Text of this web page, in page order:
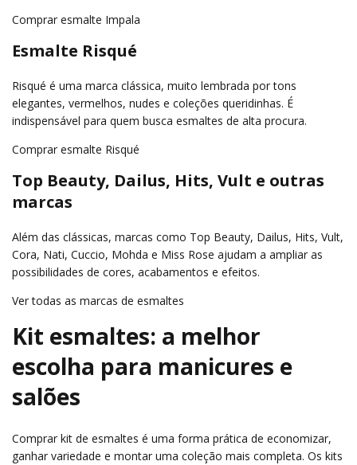
Comprar esmalte Impala
Esmalte Risqué
Risqué é uma marca clássica, muito lembrada por tons
elegantes, vermelhos, nudes e coleções queridinhas. É
indispensável para quem busca esmaltes de alta procura.
Comprar esmalte Risqué
Top Beauty, Dailus, Hits, Vult e outras
marcas
Além das clássicas, marcas como Top Beauty, Dailus, Hits, Vult,
Cora, Nati, Cuccio, Mohda e Miss Rose ajudam a ampliar as
possibilidades de cores, acabamentos e efeitos.
Ver todas as marcas de esmaltes
Kit esmaltes: a melhor
escolha para manicures e
salões
Comprar kit de esmaltes é uma forma prática de economizar,
ganhar variedade e montar uma coleção mais completa. Os kits